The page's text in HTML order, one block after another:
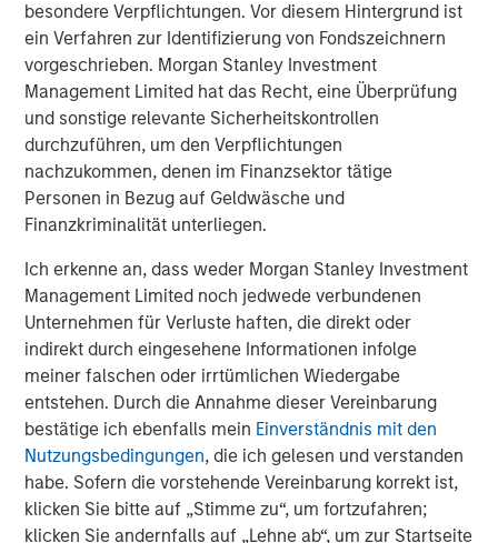
besondere Verpflichtungen. Vor diesem Hintergrund ist
ein Verfahren zur Identifizierung von Fondszeichnern
vorgeschrieben. Morgan Stanley Investment
Management Limited hat das Recht, eine Überprüfung
und sonstige relevante Sicherheitskontrollen
durchzuführen, um den Verpflichtungen
nachzukommen, denen im Finanzsektor tätige
Personen in Bezug auf Geldwäsche und
Finanzkriminalität unterliegen.
Ich erkenne an, dass weder Morgan Stanley Investment
Management Limited noch jedwede verbundenen
Unternehmen für Verluste haften, die direkt oder
indirekt durch eingesehene Informationen infolge
meiner falschen oder irrtümlichen Wiedergabe
entstehen. Durch die Annahme dieser Vereinbarung
bestätige ich ebenfalls mein Einverständnis mit den
Nutzungsbedingungen, die ich gelesen und verstanden
habe. Sofern die vorstehende Vereinbarung korrekt ist,
klicken Sie bitte auf „Stimme zu“, um fortzufahren;
klicken Sie andernfalls auf „Lehne ab“, um zur Startseite
Source: PitchBook. As of June 30, 2025. Note: All public index
values are total return CAGRs. All private capital returns are net
of fees and carry.
The Expanding Opportunity Set for PE
Investing
DISPLAY 2